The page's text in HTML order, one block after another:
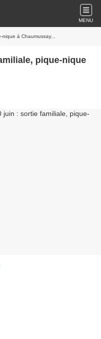
MENU
à Chaumussay...
pique-nique